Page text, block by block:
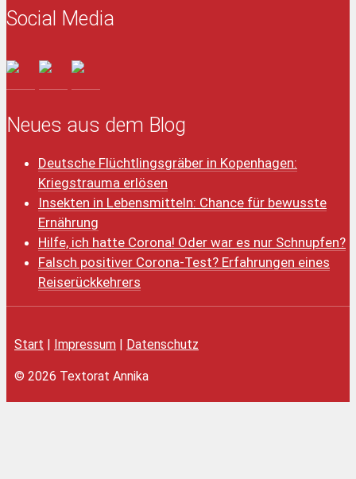
Social Media
Neues aus dem Blog
Deutsche Flüchtlingsgräber in Kopenhagen:
Kriegstrauma erlösen
Insekten in Lebensmitteln: Chance für bewusste
Ernährung
Hilfe, ich hatte Corona! Oder war es nur Schnupfen?
Falsch positiver Corona-Test? Erfahrungen eines
Reiserückkehrers
Start | Impressum | Datenschutz
© 2026 Textorat Annika